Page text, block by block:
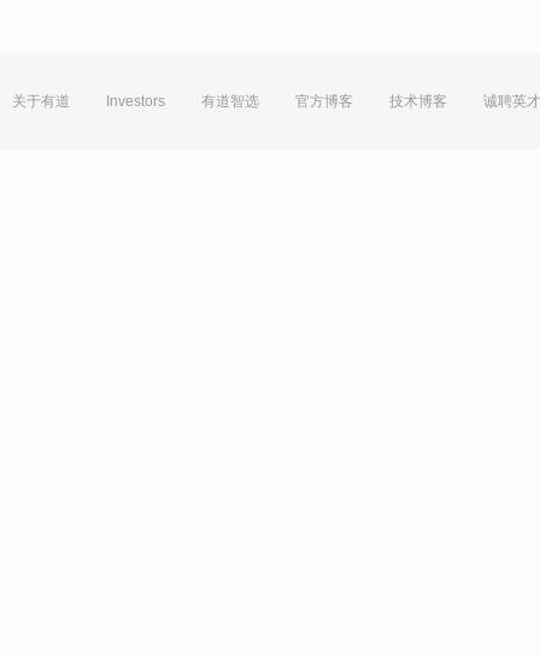
关于有道 Investors 有道智选 官方博客 技术博客 诚聘英才